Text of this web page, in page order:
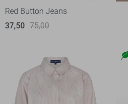
Red Button Jeans
37,50 75,00